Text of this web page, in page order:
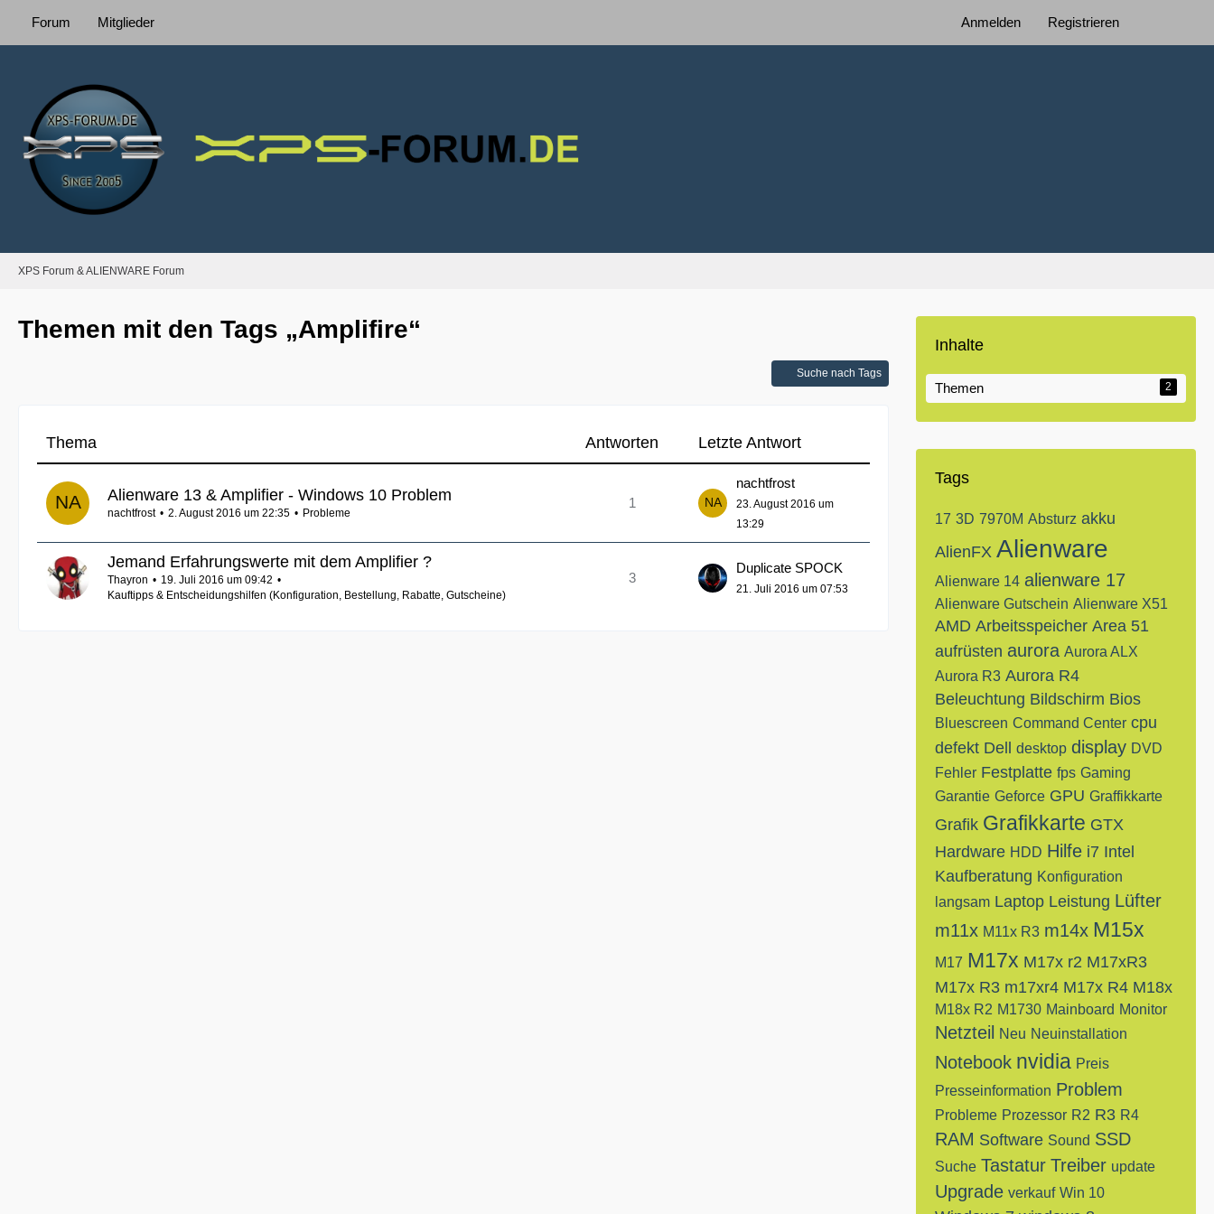
Forum Mitglieder Anmelden Registrieren
XPS Forum & ALIENWARE Forum
Themen mit den Tags „Amplifire“
Suche nach Tags
Thema Antworten Letzte Antwort
Alienware 13 & Amplifier - Windows 10 Problem
nachtfrost 2. August 2016 um 22:35 Probleme
1
nachtfrost
23. August 2016 um
13:29
Jemand Erfahrungswerte mit dem Amplifier ?
Thayron
19. Juli 2016 um 09:42
Kauftipps & Entscheidungshilfen (Konfiguration, Bestellung, Rabatte, Gutscheine)
3
Duplicate SPOCK
21. Juli 2016 um 07:53
Inhalte
Themen 2
Tags
17 3D 7970M Absturz akku
AlienFX Alienware
Alienware 14 alienware 17
Alienware Gutschein Alienware X51
AMD Arbeitsspeicher Area 51
aufrüsten aurora Aurora ALX
Aurora R3 Aurora R4
Beleuchtung Bildschirm Bios
Bluescreen Command Center cpu
defekt Dell desktop display DVD
Fehler Festplatte fps Gaming
Garantie Geforce GPU Graffikkarte
Grafik Grafikkarte GTX
Hardware HDD Hilfe i7 Intel
Kaufberatung Konfiguration
langsam Laptop Leistung Lüfter
m11x M11x R3 m14x M15x
M17 M17x M17x r2 M17xR3
M17x R3 m17xr4 M17x R4 M18x
M18x R2 M1730 Mainboard Monitor
Netzteil Neu Neuinstallation
Notebook nvidia Preis
Presseinformation Problem
Probleme Prozessor R2 R3 R4
RAM Software Sound SSD
Suche Tastatur Treiber update
Upgrade verkauf Win 10